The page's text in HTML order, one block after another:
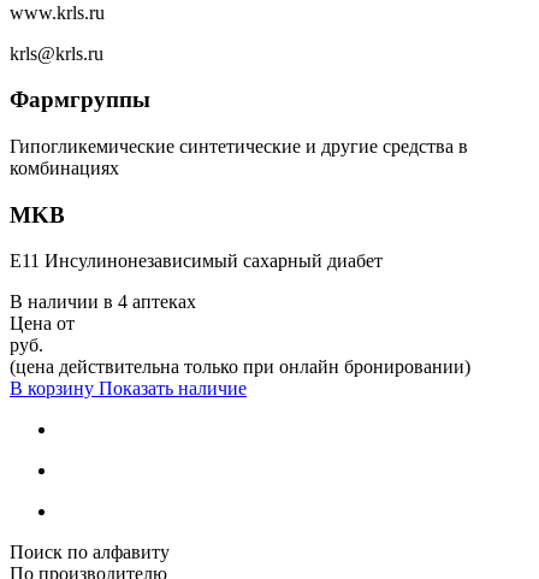
www.krls.ru
krls@krls.ru
Фармгруппы
Гипогликемические синтетические и другие средства в
комбинациях
MKB
E11 Инсулинонезависимый сахарный диабет
В наличии в 4 аптеках
Цена от
руб.
(цена действительна только при онлайн бронировании)
В корзину Показать наличие
Поиск по алфавиту
По производителю